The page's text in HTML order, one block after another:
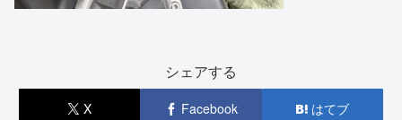
シェアする
X Facebook はてブ